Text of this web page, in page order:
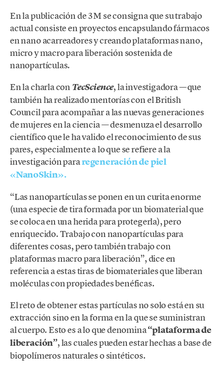
En la publicación de 3M se consigna que su trabajo
actual consiste en proyectos encapsulando fármacos
en nano acarreadores y creando plataformas nano,
micro y macro para liberación sostenida de
nanopartículas.
En la charla con TecScience, la investigadora —que
también ha realizado mentorías con el British
Council para acompañar a las nuevas generaciones
de mujeres en la ciencia — desmenuza el desarrollo
científico que le ha valido el reconocimiento de sus
pares, especialmente a lo que se refiere a la
investigación pararegeneración de piel
«NanoSkin».
“Las nanopartículas se ponen en un curita enorme
(una especie de tira formada por un biomaterial que
se coloca en una herida para protegerla), pero
enriquecido. Trabajo con nanopartículas para
diferentes cosas, pero también trabajo con
plataformas macro para liberación”, dice en
referencia a estas tiras de biomateriales que liberan
moléculas con propiedades benéficas.
El reto de obtener estas partículas no solo está en su
extracción sino en la forma en la que se suministran
al cuerpo. Esto es a lo que denomina“plataforma de
liberación”, las cuales pueden estar hechas a base de
biopolímeros naturales o sintéticos.